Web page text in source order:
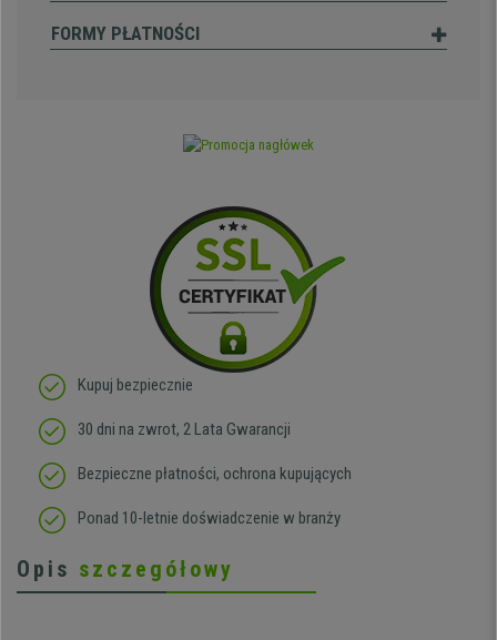
FORMY PŁATNOŚCI
Kupuj bezpiecznie
30 dni na zwrot, 2 Lata Gwarancji
Bezpieczne płatności, ochrona kupujących
Ponad 10-letnie doświadczenie w branży
Opis szczegółowy